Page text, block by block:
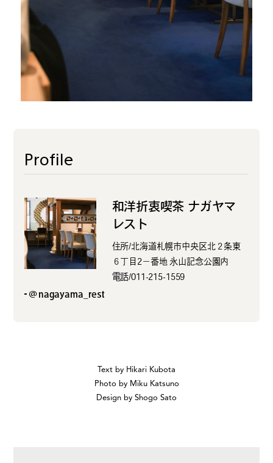
#カフェ
FOLLOW US
公式SNSはこちら
Instagra
Threads
Profile
和洋折衷喫茶 ナガヤマ
レスト
住所/北海道札幌市中央区北２条東
６丁目2−番地 永山記念公園内
電話/011-215-1559
@nagayama_rest
Text by Hikari Kubota
Photo by Miku Katsuno
Design by Shogo Sato